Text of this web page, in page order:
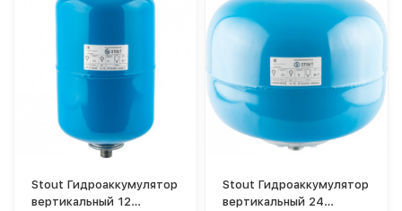
Stout Гидроаккумулятор
вертикальный 12
Stout Гидроаккумулятор
вертикальный 24